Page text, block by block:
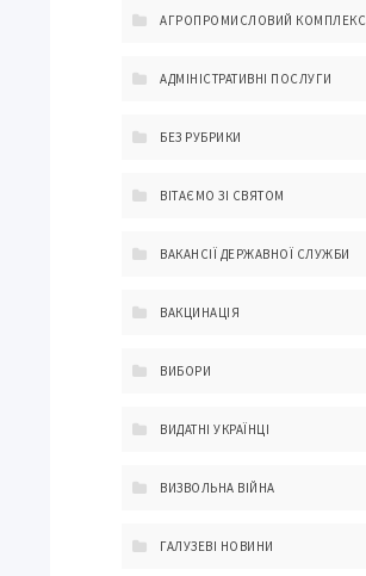
АГРОПРОМИСЛОВИЙ КОМПЛЕКС
АДМІНІСТРАТИВНІ ПОСЛУГИ
БЕЗ РУБРИКИ
ВІТАЄМО ЗІ СВЯТОМ
ВАКАНСІЇ ДЕРЖАВНОЇ СЛУЖБИ
ВАКЦИНАЦІЯ
ВИБОРИ
ВИДАТНІ УКРАЇНЦІ
ВИЗВОЛЬНА ВІЙНА
ГАЛУЗЕВІ НОВИНИ